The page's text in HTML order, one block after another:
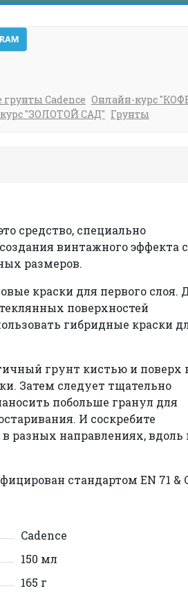
Cadence Онлайн-курс
"ЗОЛОТОЙ САД" Грунты
средство, специально
винтажного эффекта с
размеров.
краски для первого слоя.
поверхностей
гибридные краски
грунт кистью и поверх
Затем следует тщательно
побольше гранул для
И соскребите
разных направлениях, вдоль
стандартом EN 71 &
Cadence
150 мл
165 г